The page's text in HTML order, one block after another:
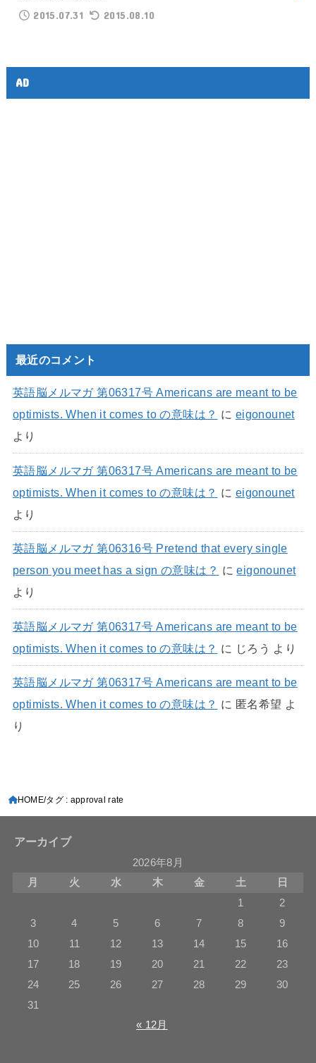
2015.07.31
2015.08.10
AD
最近のコメント
英語脳メルマガ 第06317号 Americans are meant to be
optimists. When it comes to の意味は？ に eigonounet
より
英語脳メルマガ 第06317号 Americans are meant to be
optimists. When it comes to の意味は？ に eigonounet
より
英語脳メルマガ 第06316号 Pretend that every single
person you meet has a sign の意味は？ にeigonounet
より
英語脳メルマガ 第06317号 Americans are meant to be
optimists. When it comes to の意味は？ に じろう より
英語脳メルマガ 第06317号 Americans are meant to be
optimists. When it comes to の意味は？ に 匿名希望 よ
り
HOME タグ : approval rate
アーカイブ
2026年8月
月
火 水 木 金 土
日
1
2
3
4 5 6 7 8
9
10
11 12 13 14 15
16
17
18 19 20 21 22
23
24
25 26 27 28 29
30
31
« 12月